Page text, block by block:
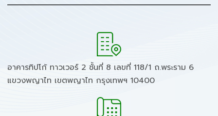
อาคารทิปโก้ ทาวเวอร์ 2 ชั้นที่ 8 เลขที่ 118/1 ถ.พระราม 6
แขวงพญาไท เขตพญาไท กรุงเทพฯ 10400